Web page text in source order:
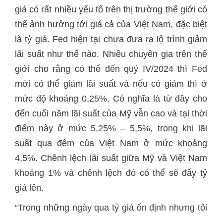
giá có rất nhiều yếu tố trên thị trường thế giới có
thể ảnh hưởng tới giá cả của Việt Nam, đặc biệt
là tỷ giá. Fed hiện tại chưa đưa ra lộ trình giảm
lãi suất như thế nào. Nhiều chuyên gia trên thế
giới cho rằng có thể đến quý IV/2024 thì Fed
mới có thể giảm lãi suất và nếu có giảm thì ở
mức độ khoảng 0,25%. Có nghĩa là từ đây cho
đến cuối năm lãi suất của Mỹ vẫn cao và tại thời
điểm này ở mức 5,25% – 5,5%, trong khi lãi
suất qua đêm của Việt Nam ở mức khoảng
4,5%. Chênh lệch lãi suất giữa Mỹ và Việt Nam
khoảng 1% và chênh lệch đó có thể sẽ đẩy tỷ
giá lên.
“Trong những ngày qua tỷ giá ổn định nhưng tôi